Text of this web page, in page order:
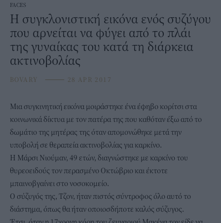
FACES
Η συγκλονιστική εικόνα ενός συζύγου
που αρνείται να φύγει από το πλάι
της γυναίκας του κατά τη διάρκεια
ακτινοβoλίας
BOVARY ⸻ 28 APR 2017
Μια συγκινητική εικόνα μοιράστηκε ένα έφηβο κορίτσι στα
κοινωνικά δίκτυα με τον πατέρα της που καθόταν έξω από το
δωμάτιο της μητέρας της όταν απομονώθηκε μετά την
υποβολή σε θεραπεία ακτινοβολίας για καρκίνο.
Η Μάρσι Νιούμαν, 49 ετών, διαγνώστηκε με καρκίνο του
θυρεοειδούς τον περασμένο Οκτώβριο και έκτοτε
μπαινοβγαίνει στο νοσοκομείο.
Ο σύζυγός της, Tζον, ήταν πιστός σύντροφος όλο αυτό το
διάστημα, όπως θα ήταν οποιοσδήποτε καλός σύζυγος.